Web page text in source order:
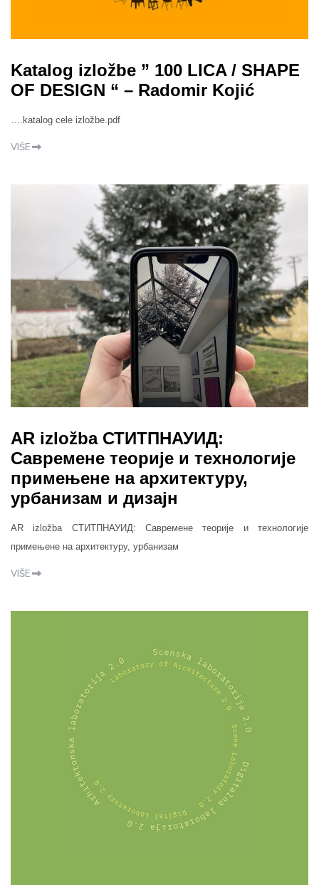
Katalog izložbe ” 100 LICA / SHAPE
OF DESIGN “ – Radomir Kojić
….katalog cele izložbe.pdf
VIŠE
AR izložba СТИТПНАУИД:
Савремене теорије и технологије
примењене на архитектуру,
урбанизам и дизајн
AR izložba СТИТПНАУИД: Савремене теорије и технологије
примењене на архитектуру, урбанизам
VIŠE